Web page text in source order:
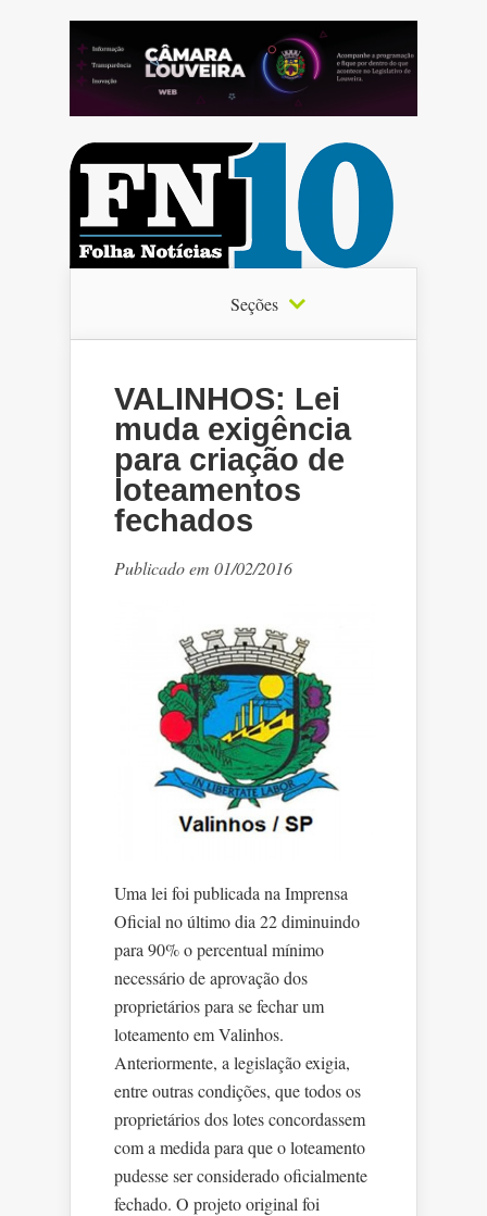
Seções
VALINHOS: Lei
muda exigência
para criação de
loteamentos
fechados
Publicado em 01/02/2016
Uma lei foi publicada na Imprensa
Oficial no último dia 22 diminuindo
para 90% o percentual mínimo
necessário de aprovação dos
proprietários para se fechar um
loteamento em Valinhos.
Anteriormente, a legislação exigia,
entre outras condições, que todos os
proprietários dos lotes concordassem
com a medida para que o loteamento
pudesse ser considerado oficialmente
fechado. O projeto original foi